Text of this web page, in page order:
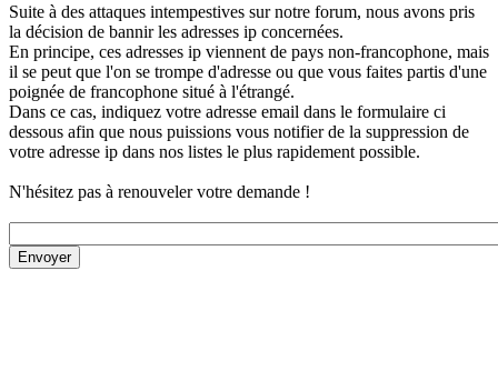
Suite à des attaques intempestives sur notre forum, nous avons pris
la décision de bannir les adresses ip concernées.
En principe, ces adresses ip viennent de pays non-francophone, mais
il se peut que l'on se trompe d'adresse ou que vous faites partis d'une
poignée de francophone situé à l'étrangé.
Dans ce cas, indiquez votre adresse email dans le formulaire ci
dessous afin que nous puissions vous notifier de la suppression de
votre adresse ip dans nos listes le plus rapidement possible.
N'hésitez pas à renouveler votre demande !